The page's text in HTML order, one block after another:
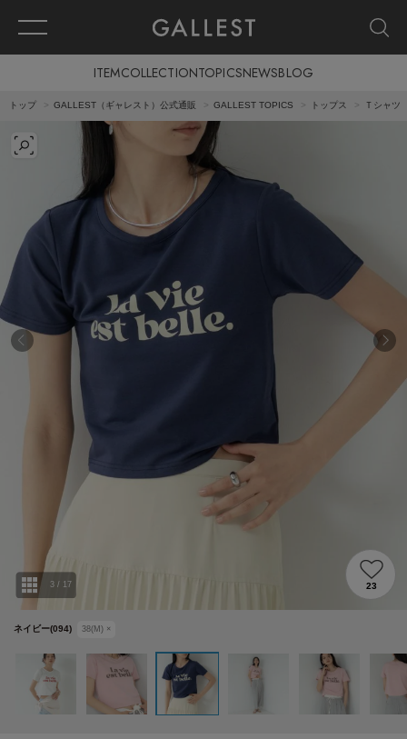
ITEMCOLLECTIONTOPICSNEWSBLOG
トップ GALLEST（ギャレスト）公式通販 GALLEST TOPICS トップス Ｔシャツ
ネイビー(094) 38(M) ×
3 / 17 23